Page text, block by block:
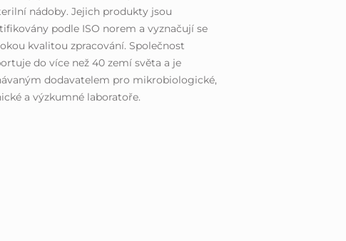
nádoby. Jejich produkty jsou
podle ISO norem a vyznačují se
kvalitou zpracování. Společnost
do více než 40 zemí světa a je
dodavatelem pro mikrobiologické,
a výzkumné laboratoře.